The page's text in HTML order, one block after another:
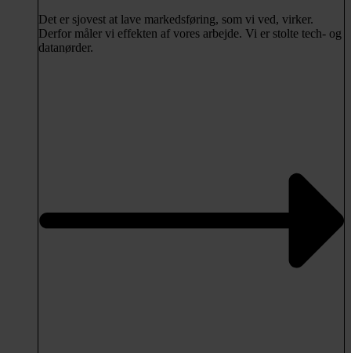
Det er sjovest at lave markedsføring, som vi ved, virker.
Derfor måler vi effekten af vores arbejde. Vi er stolte tech- og
datanørder.